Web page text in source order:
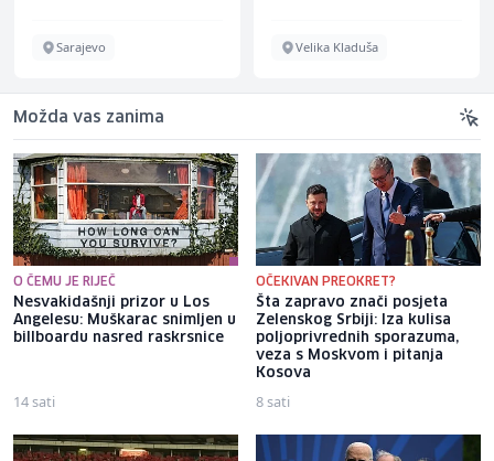
Sarajevo Velika Kladuša
Možda vas zanima
O ČEMU JE RIJEČ
Nesvakidašnji prizor u Los
Angelesu: Muškarac snimljen u
billboardu nasred raskrsnice
14 sati
OČEKIVAN PREOKRET?
Šta zapravo znači posjeta
Zelenskog Srbiji: Iza kulisa
poljoprivrednih sporazuma,
veza s Moskvom i pitanja
Kosova
8 sati